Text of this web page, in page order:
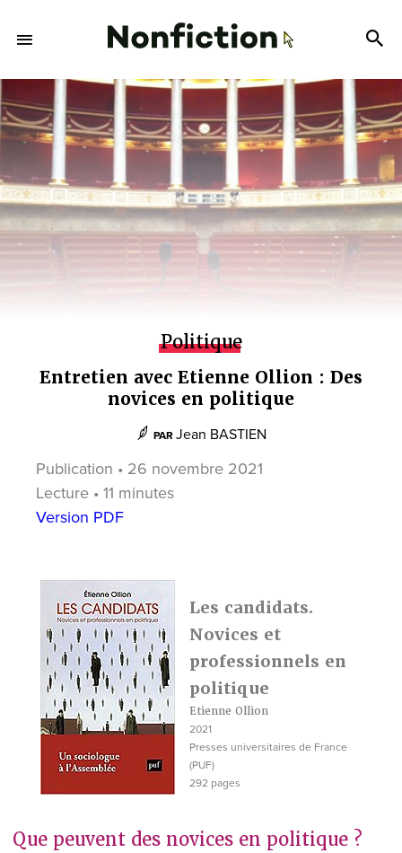
Politique
Entretien avec Etienne Ollion : Des
novices en politique
PAR Jean BASTIEN
Publication • 26 novembre 2021
Lecture • 11 minutes
Version PDF
Les candidats.
Novices et
professionnels en
politique
Etienne Ollion
2021
Presses universitaires de France
(PUF)
292 pages
Que peuvent des novices en politique ?